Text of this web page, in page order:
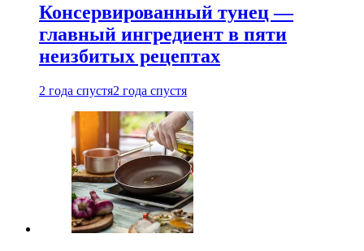
Консервированный тунец —
главный ингредиент в пяти
неизбитых рецептах
2 года спустя2 года спустя